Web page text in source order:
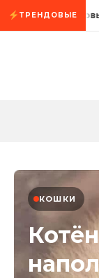
Промотать к
ТРЕНДОВЫЕ
Курсы
КОШКИ